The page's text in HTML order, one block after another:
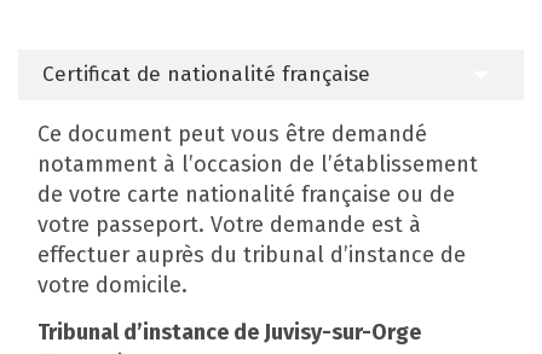
Certificat de nationalité française
Ce document peut vous être demandé
notamment à l’occasion de l’établissement
de votre carte nationalité française ou de
votre passeport. Votre demande est à
effectuer auprès du tribunal d’instance de
votre domicile.
Tribunal d’instance de Juvisy-sur-Orge